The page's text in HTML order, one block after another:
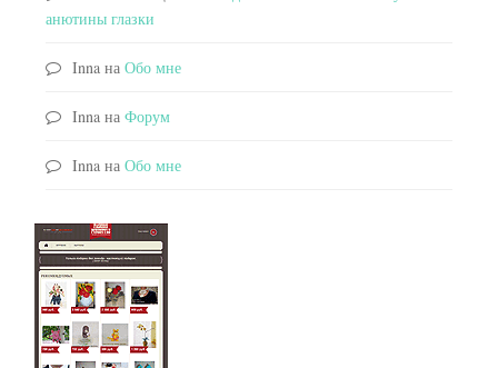
анютины глазки
Inna на Обо мне
Inna на Форум
Inna на Обо мне